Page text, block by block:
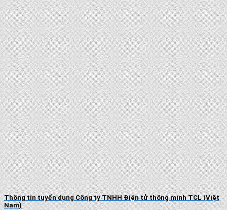
Thông tin tuyển dụng Công ty TNHH Điện tử thông minh TCL (Việt
Nam)